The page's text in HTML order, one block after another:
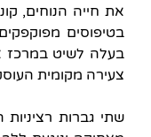
את חייה הנוחים,
בטיפוסים
בעלה לשיט במרכז
צעירה מקומית
שתי גברות